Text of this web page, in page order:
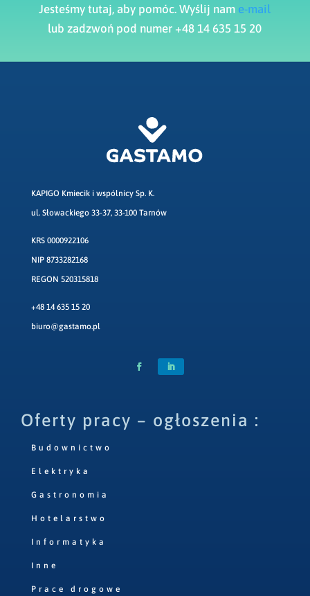
Jesteśmy tutaj, aby pomóc. Wyślij nam e-mail
lub zadzwoń pod numer +48 14 635 15 20
KAPIGO Kmiecik i wspólnicy Sp. K.
ul. Słowackiego 33-37, 33-100 Tarnów
KRS 0000922106
NIP 8733282168
REGON 520315818
+48 14 635 15 20
biuro@gastamo.pl
Oferty pracy – ogłoszenia :
Budownictwo
Elektryka
Gastronomia
Hotelarstwo
Informatyka
Inne
Prace drogowe